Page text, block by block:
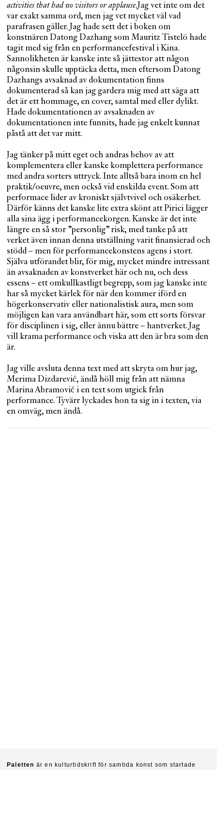
activities that had no visitors or applause.Jag vet inte om det
var exakt samma ord, men jag vet mycket väl vad
parafrasen gäller. Jag hade sett det i boken om
konstnären Datong Dazhang som Mauritz Tistelö hade
tagit med sig från en performancefestival i Kina.
Sannolikheten är kanske inte så jättestor att någon
någonsin skulle upptäcka detta, men eftersom Datong
Dazhangs avsaknad av dokumentation finns
dokumenterad så kan jag gardera mig med att säga att
det är ett hommage, en cover, samtal med eller dylikt.
Hade dokumentationen av avsaknaden av
dokumentationen inte funnits, hade jag enkelt kunnat
påstå att det var mitt.
Jag tänker på mitt eget och andras behov av att
komplementera eller kanske komplettera performance
med andra sorters uttryck. Inte alltså bara inom en hel
praktik/oeuvre, men också vid enskilda event. Som att
performace lider av kroniskt självtvivel och osäkerhet.
Därför känns det kanske lite extra skönt att Pirici lägger
alla sina ägg i performancekorgen. Kanske är det inte
längre en så stor ”personlig” risk, med tanke på att
verket även innan denna utställning varit finansierad och
stödd – men för performancekonstens agens i stort.
Själva utförandet blir, för mig, mycket mindre intressant
än avsaknaden av konstverket här och nu, och dess
essens – ett omkullkastligt begrepp, som jag kanske inte
har så mycket kärlek för när den kommer iförd en
högerkonservativ eller nationalistisk aura, men som
möjligen kan vara användbart här, som ett sorts försvar
för disciplinen i sig, eller ännu bättre – hantverket. Jag
vill krama performance och viska att den är bra som den
är.
Jag ville avsluta denna text med att skryta om hur jag,
Merima Dizdarević, ändå höll mig från att nämna
Marina Abramović i en text som utgick från
performance. Tyvärr lyckades hon ta sig in i texten, via
en omväg, men ändå.
Paletten är en kulturtidskrift för samtida konst som startade